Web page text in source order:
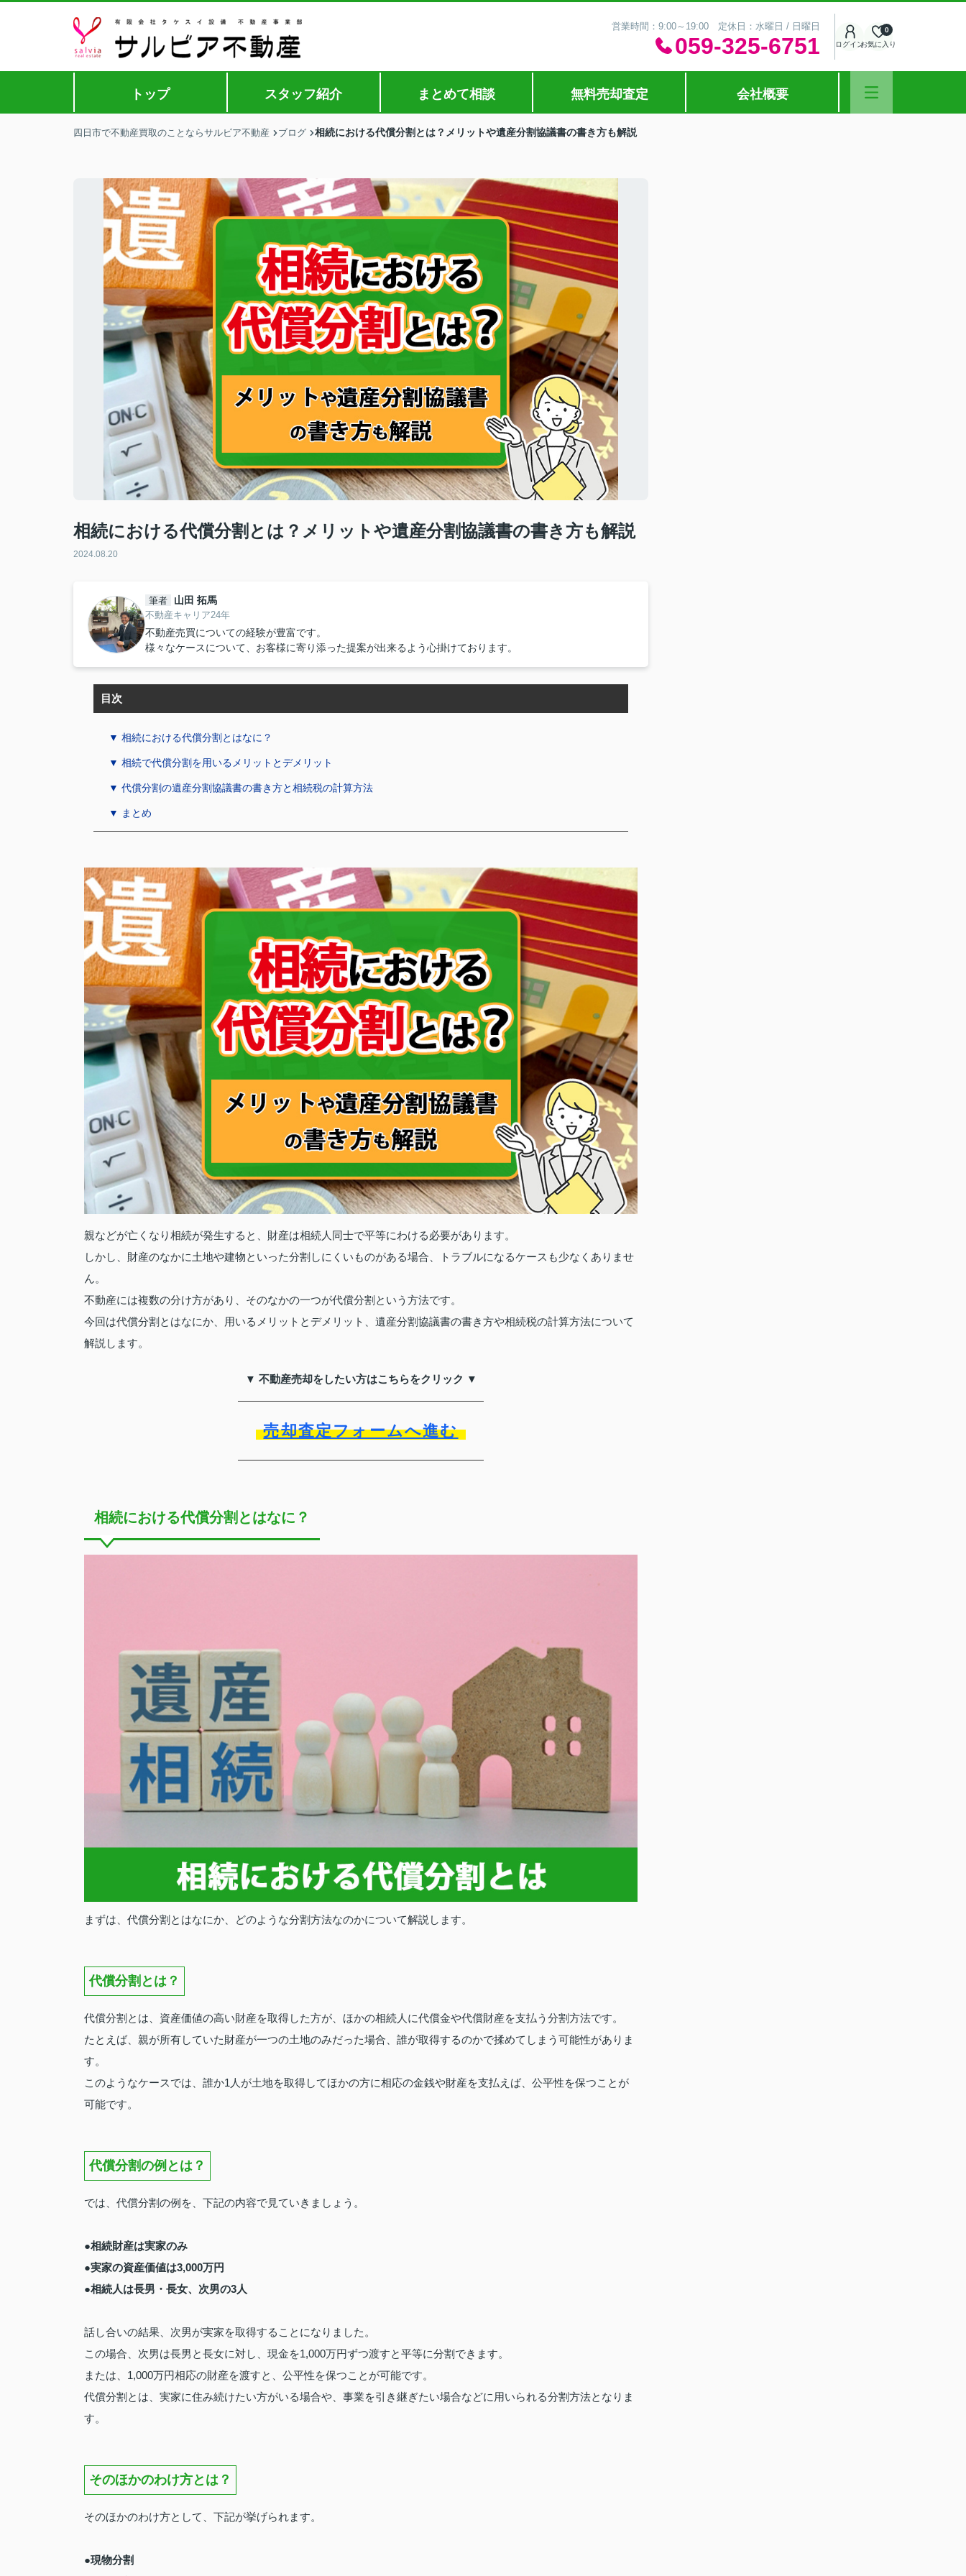
営業時間：9:00～19:00 定休日：水曜日 / 日曜日
059-325-6751 ログインお気に入り
0
トップ スタッフ紹介 まとめて相談 無料売却査定 会社概要
四日市で不動産買取のことならサルビア不動産 ブログ 相続における代償分割とは？メリットや遺産分割協議書の書き方も解説
相続における代償分割とは？メリットや遺産分割協議書の書き方も解説
2024.08.20
筆者 山田 拓馬
不動産キャリア24年
不動産売買についての経験が豊富です。
様々なケースについて、お客様に寄り添った提案が出来るよう心掛けております。
目次
▼ 相続における代償分割とはなに？
▼ 相続で代償分割を用いるメリットとデメリット
▼ 代償分割の遺産分割協議書の書き方と相続税の計算方法
▼ まとめ
親などが亡くなり相続が発生すると、財産は相続人同士で平等にわける必要があります。
しかし、財産のなかに土地や建物といった分割しにくいものがある場合、トラブルになるケースも少なくありませ
ん。
不動産には複数の分け方があり、そのなかの一つが代償分割という方法です。
今回は代償分割とはなにか、用いるメリットとデメリット、遺産分割協議書の書き方や相続税の計算方法について
解説します。
▼ 不動産売却をしたい方はこちらをクリック ▼
売却査定フォームへ進む
相続における代償分割とはなに？
まずは、代償分割とはなにか、どのような分割方法なのかについて解説します。
代償分割とは？
代償分割とは、資産価値の高い財産を取得した方が、ほかの相続人に代償金や代償財産を支払う分割方法です。
たとえば、親が所有していた財産が一つの土地のみだった場合、誰が取得するのかで揉めてしまう可能性がありま
す。
このようなケースでは、誰か1人が土地を取得してほかの方に相応の金銭や財産を支払えば、公平性を保つことが
可能です。
代償分割の例とは？
では、代償分割の例を、下記の内容で見ていきましょう。
●相続財産は実家のみ
●実家の資産価値は3,000万円
●相続人は長男・長女、次男の3人
話し合いの結果、次男が実家を取得することになりました。
この場合、次男は長男と長女に対し、現金を1,000万円ずつ渡すと平等に分割できます。
または、1,000万円相応の財産を渡すと、公平性を保つことが可能です。
代償分割とは、実家に住み続けたい方がいる場合や、事業を引き継ぎたい場合などに用いられる分割方法となりま
す。
そのほかのわけ方とは？
そのほかのわけ方として、下記が挙げられます。
●現物分割